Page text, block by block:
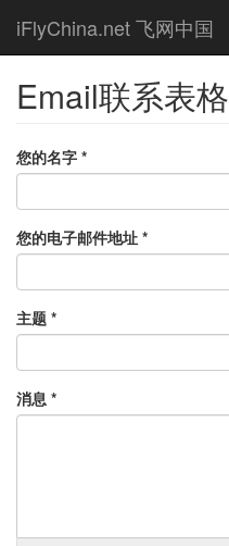
main
iFlyChina.net 飞网中国
Email联系表格
您的名字 *
您的电子邮件地址 *
主题 *
消息 *